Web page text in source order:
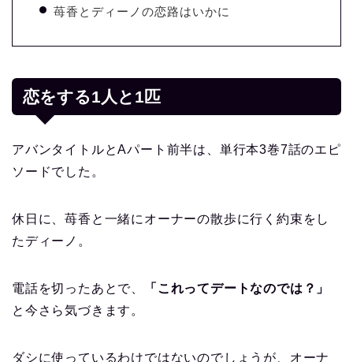
苺香とディーノの恋路はいかに
恋をする1人と1匹
アバンタイトルとAパート前半は、単行本3巻7話のエピ
ソードでした。
休日に、苺香と一緒にオーナーの散歩に行く約束をし
たディーノ。
電話を切ったあとで、
「これってデートなのでは？」
と今さら気づきます。
ダシに使っているわけではないのでしょうが、オーナ